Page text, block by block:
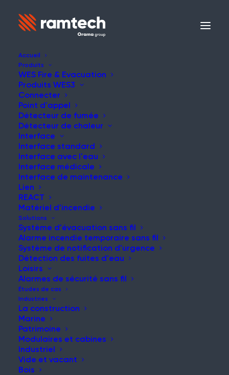
Accueil
Produits
WES Fire & Evacuation
Produits WES3
Connecter
Point d'appel
Détecteur de fumée
Détecteur de chaleur
Interface
Interface standard
Interface avec l'eau
Interface médicale
Interface de maintenance
Lien
REACT
Matériel d'incendie
Solutions
Système d'évacuation sans fil
Alarme incendie temporaire sans fil
Système de notification d'urgence
Détection des fuites d'eau
Loisirs
Alarmes de sécurité sans fil
Études de cas
Industries
La construction
Marine
Patrimoine
Modulaires et cabines
Industriel
Vide et vacant
Bois
NOUVELLES ET MISES À JOUR
Restez informé de nos
dernières nouvelles et
réflexions